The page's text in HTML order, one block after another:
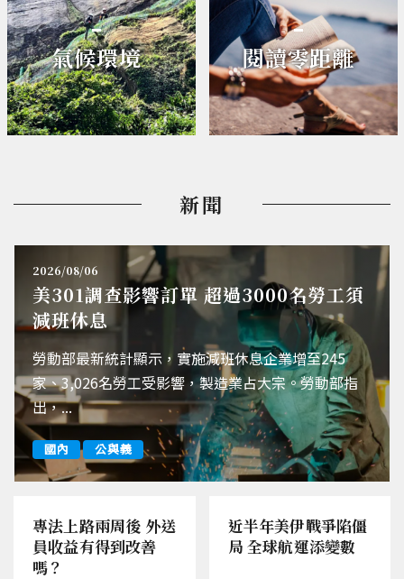
氣候環境 閱讀零距離
新聞
2026/08/06
美301調查影響訂單 超過3000名勞工須
減班休息
勞動部最新統計顯示，實施減班休息企業增至245
家、3,026名勞工受影響，製造業占大宗。勞動部指
出，...
國內 公與義
專法上路兩周後 外送
員收益有得到改善
嗎？
近半年美伊戰爭陷僵
局 全球航運添變數